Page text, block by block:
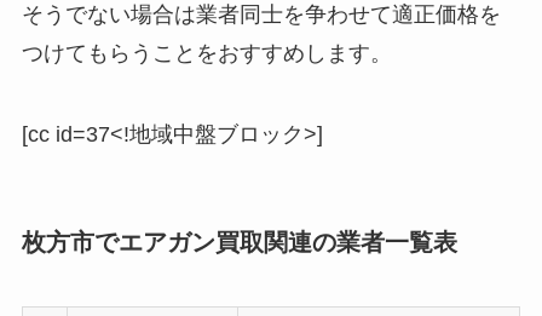
そうでない場合は業者同士を争わせて適正価格を
つけてもらうことをおすすめします。
[cc id=37<!地域中盤ブロック>]
枚方市でエアガン買取関連の業者一覧表